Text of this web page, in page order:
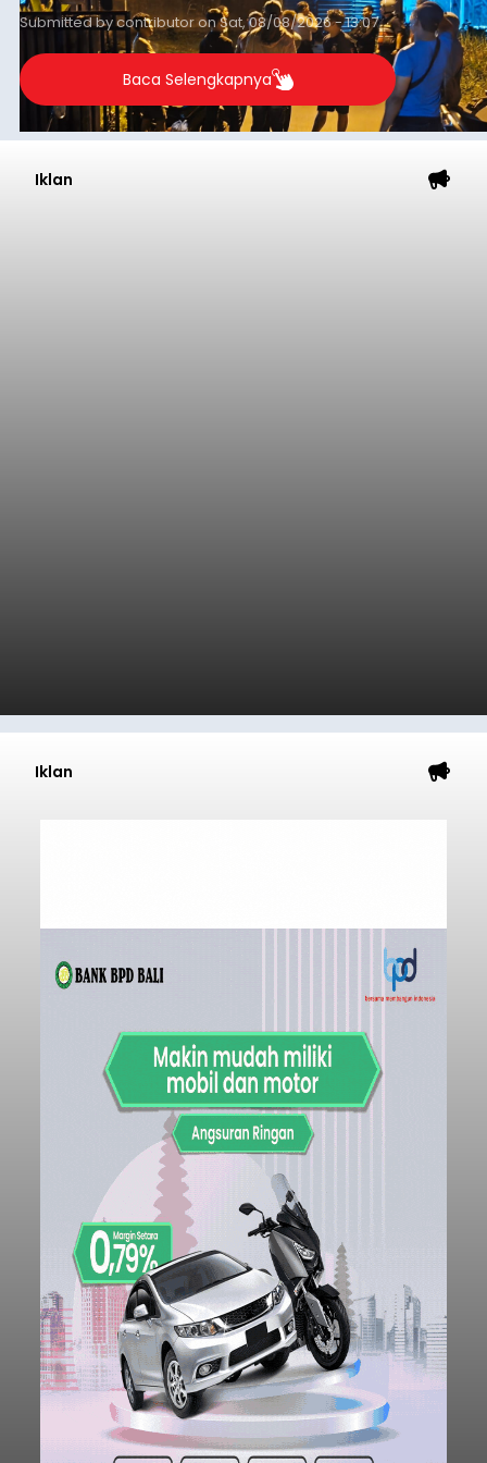
Submitted bycontributoronSat, 08/08/2026 - 13:07
Baca Selengkapnya
Iklan
Iklan